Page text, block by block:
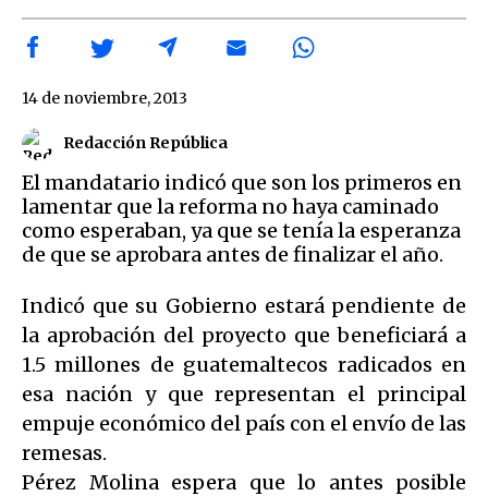
Redacción República
14 de noviembre, 2013
El mandatario indicó que son los primeros en
lamentar que la reforma no haya caminado
como esperaban, ya que se tenía la esperanza
de que se aprobara antes de finalizar el año.
Indicó que su Gobierno estará pendiente de
la aprobación del proyecto que beneficiará a
1.5 millones de guatemaltecos radicados en
esa nación y que representan el principal
empuje económico del país con el envío de las
remesas.
Pérez Molina espera que lo antes posible